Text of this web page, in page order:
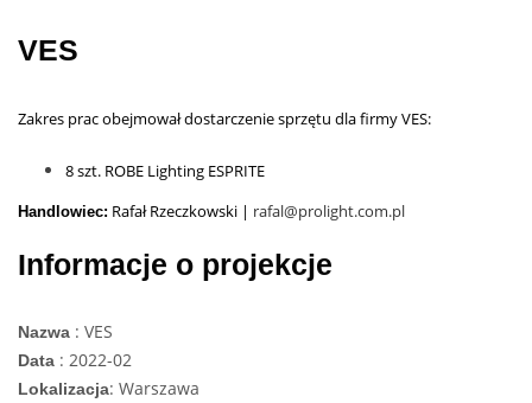
VES
Zakres prac obejmował dostarczenie sprzętu dla firmy VES:
8 szt. ROBE Lighting ESPRITE
Handlowiec: Rafał Rzeczkowski | rafal@prolight.com.pl
Informacje o projekcje
Nazwa : VES
Data : 2022-02
Lokalizacja: Warszawa